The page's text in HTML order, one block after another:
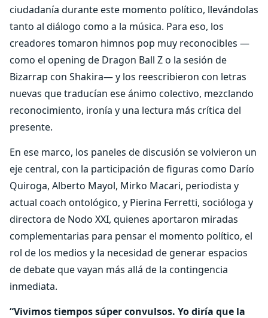
ciudadanía durante este momento político, llevándolas
tanto al diálogo como a la música. Para eso, los
creadores tomaron himnos pop muy reconocibles —
como el opening de Dragon Ball Z o la sesión de
Bizarrap con Shakira— y los reescribieron con letras
nuevas que traducían ese ánimo colectivo, mezclando
reconocimiento, ironía y una lectura más crítica del
presente.
En ese marco, los paneles de discusión se volvieron un
eje central, con la participación de figuras como Darío
Quiroga, Alberto Mayol, Mirko Macari, periodista y
actual coach ontológico, y Pierina Ferretti, socióloga y
directora de Nodo XXI, quienes aportaron miradas
complementarias para pensar el momento político, el
rol de los medios y la necesidad de generar espacios
de debate que vayan más allá de la contingencia
inmediata.
“Vivimos tiempos súper convulsos. Yo diría que la